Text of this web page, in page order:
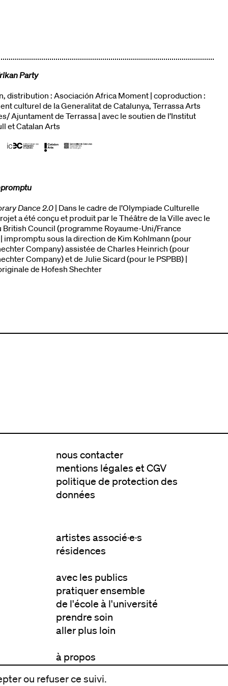
Party
distribution : Asociación Africa Moment | coproduction :
culturel de la Generalitat de Catalunya, Terrassa Arts
Ajuntament de Terrassa | avec le soutien de l’Institut
et Catalan Arts
Dance 2.0 | Dans le cadre de l’Olympiade Culturelle
a été conçu et produit par le Théâtre de la Ville avec le
British Council (programme Royaume-Uni/France
impromptu sous la direction de Kim Kohlmann (pour
Company) assistée de Charles Heinrich (pour
Company) et de Julie Sicard (pour le PSPBB) |
de Hofesh Shechter
nous contacter
mentions légales et CGV
politique de protection des
données
artistes associé·e·s
résidences
avec les publics
pratiquer ensemble
de l'école à l'université
prendre soin
aller plus loin
à propos
ou refuser ce suivi.